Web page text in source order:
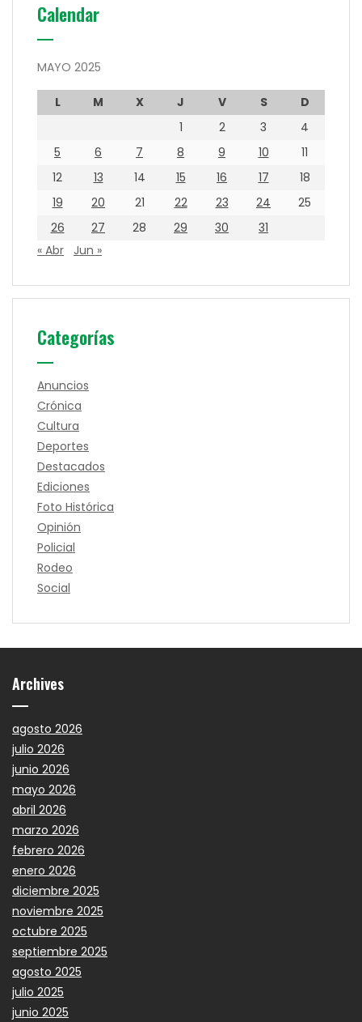
Calendar
MAYO 2025
L M X J V S
D
1
2 3
4
5
6 7 8 9 10
11
12
13 14 15 16 17
18
19
20 21 22 23 24
25
26
27 28 29 30
31
« Abr
Jun »
Categorías
Anuncios
Crónica
Cultura
Deportes
Destacados
Ediciones
Foto Histórica
Opinión
Policial
Rodeo
Social
Archives
agosto 2026
julio 2026
junio 2026
mayo 2026
abril 2026
marzo 2026
febrero 2026
enero 2026
diciembre 2025
noviembre 2025
octubre 2025
septiembre 2025
agosto 2025
julio 2025
junio 2025